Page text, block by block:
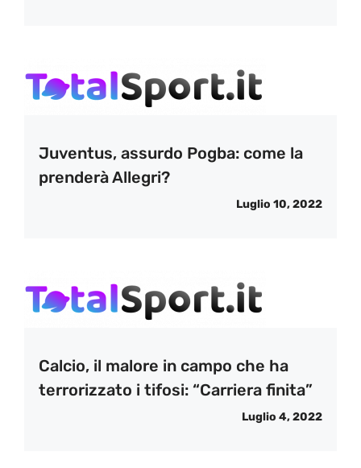
Juventus, assurdo Pogba: come la
prenderà Allegri?
Luglio 10, 2022
Calcio, il malore in campo che ha
terrorizzato i tifosi: “Carriera finita”
Luglio 4, 2022